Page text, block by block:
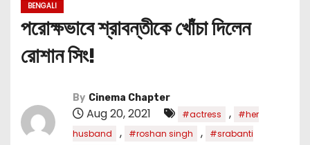
BENGALI
পরোক্ষভাবে শ্রাবন্তীকে খোঁচা দিলেন
রোশান সিং!
By Cinema Chapter
Aug 20, 2021 #actress ,
#her
husband
, #roshan singh ,
#srabanti